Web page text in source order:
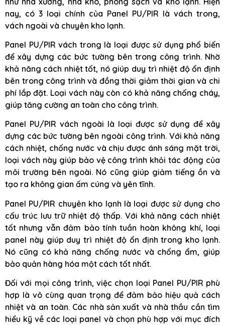
nay, có 3 loại chính của Panel PU/PIR là vách trong,
vách ngoài và chuyên kho lạnh.
Panel PU/PIR vách trong là loại được sử dụng phổ biến
để xây dựng các bức tường bên trong công trình. Nhờ
khả năng cách nhiệt tốt, nó giúp duy trì nhiệt độ ổn định
bên trong công trình và đồng thời giảm thời gian và chi
phí lắp đặt. Loại vách này còn có khả năng chống cháy,
giúp tăng cường an toàn cho công trình.
Panel PU/PIR vách ngoài là loại được sử dụng để xây
dựng các bức tường bên ngoài công trình. Với khả năng
cách nhiệt, chống nước và chịu được ánh sáng mặt trời,
loại vách này giúp bảo vệ công trình khỏi tác động của
môi trường bên ngoài. Nó cũng giúp giảm tiếng ồn và
tạo ra không gian ấm cúng và yên tĩnh.
Panel PU/PIR chuyên kho lạnh là loại được sử dụng cho
cấu trúc lưu trữ nhiệt độ thấp. Với khả năng cách nhiệt
tốt nhưng vẫn đảm bảo tính tuần hoàn không khí, loại
panel này giúp duy trì nhiệt độ ổn định trong kho lạnh.
Nó cũng có khả năng chống nước và chống ẩm, giúp
bảo quản hàng hóa một cách tốt nhất.
Đối với mọi công trình, việc chọn loại Panel PU/PIR phù
hợp là vô cùng quan trọng để đảm bảo hiệu quả cách
nhiệt và an toàn. Các nhà sản xuất và nhà thầu cần tìm
hiểu kỹ về các loại panel và chọn phù hợp với mục đích